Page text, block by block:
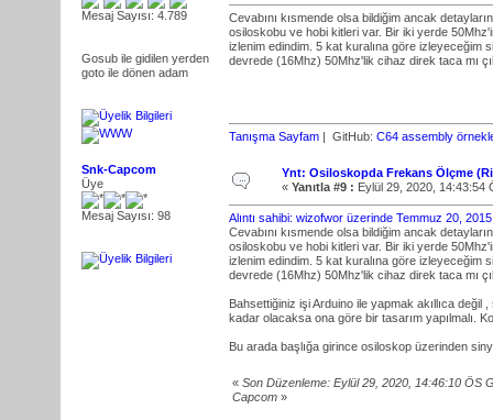
Mesaj Sayısı: 4.789
Gosub ile gidilen yerden
goto ile dönen adam
Cevabını kısmende olsa bildiğim ancak
osiloskobu ve hobi kitleri var. Bir iki yerde
izlenim edindim. 5 kat kuralına göre izleyeceğim
devrede (16Mhz) 50Mhz'lik cihaz direk taca mı
Tanışma Sayfam | GitHub: C64 assembly
Snk-Capcom
Üye
Mesaj Sayısı: 98
Ynt: Osiloskopda Frekans Ölçme
« Yanıtla #9 : Eylül 29, 2020, 14:43:54
Alıntı sahibi: wizofwor üzerinde Temmuz 20,
Cevabını kısmende olsa bildiğim ancak
osiloskobu ve hobi kitleri var. Bir iki yerde
izlenim edindim. 5 kat kuralına göre izleyeceğim
devrede (16Mhz) 50Mhz'lik cihaz direk taca mı
Bahsettiğiniz işi Arduino ile yapmak akıllıca
kadar olacaksa ona göre bir tasarım yapılmalı.
Bu arada başlığa girince osiloskop üzerinden
« Son Düzenleme: Eylül 29, 2020, 14:46:10 ÖS
Capcom »